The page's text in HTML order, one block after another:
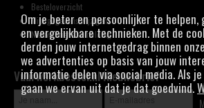
Besteloverzicht
Mijn gegevens wijzigen
Nieuwsbrief aanmelding
Vuurwerkbestel.nl Nieuwsbrief
Om je beter en persoonlijker te helpen,
en vergelijkbare technieken. Met de
derden jouw internetgedrag binnen
we advertenties op basis van jouw
informatie delen via social media. Als
gaan we ervan uit dat je dat goedvind.